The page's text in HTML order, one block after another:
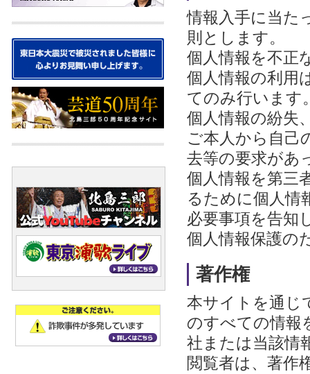
情報入手に当た
則とします。
個人情報を不正
個人情報の利用
てのみ行います
個人情報の紛失
ご本人から自己
去等の要求があ
個人情報を第三
るために個人情
必要事項を告知
個人情報保護の
著作権
本サイトを通じ
のすべての情報
社または当該情
閲覧者は、著作